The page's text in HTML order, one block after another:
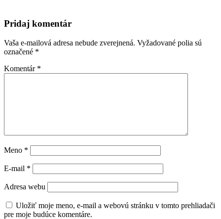
Pridaj komentár
Vaša e-mailová adresa nebude zverejnená. Vyžadované polia sú
označené *
Komentár *
Meno *
E-mail *
Adresa webu
Uložiť moje meno, e-mail a webovú stránku v tomto prehliadači
pre moje budúce komentáre.